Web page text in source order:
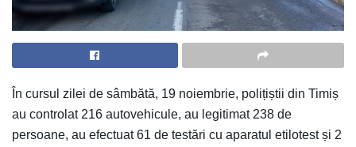
În cursul zilei de sâmbătă, 19 noiembrie, polițiștii din Timiș
au controlat 216 autovehicule, au legitimat 238 de
persoane, au efectuat 61 de testări cu aparatul etilotest și 2